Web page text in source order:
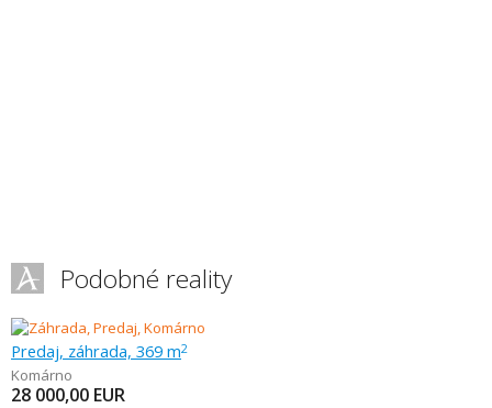
Podobné reality
Predaj, záhrada, 369 m2
Komárno
28 000,00 EUR